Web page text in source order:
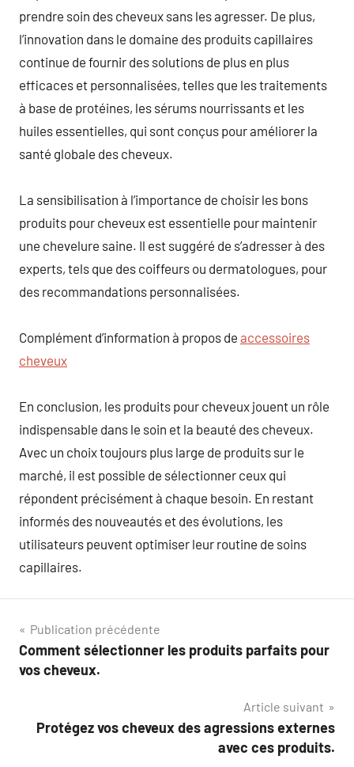
prendre soin des cheveux sans les agresser. De plus,
l’innovation dans le domaine des produits capillaires
continue de fournir des solutions de plus en plus
efficaces et personnalisées, telles que les traitements
à base de protéines, les sérums nourrissants et les
huiles essentielles, qui sont conçus pour améliorer la
santé globale des cheveux.
La sensibilisation à l’importance de choisir les bons
produits pour cheveux est essentielle pour maintenir
une chevelure saine. Il est suggéré de s’adresser à des
experts, tels que des coiffeurs ou dermatologues, pour
des recommandations personnalisées.
Complément d’information à propos de accessoires
cheveux
En conclusion, les produits pour cheveux jouent un rôle
indispensable dans le soin et la beauté des cheveux.
Avec un choix toujours plus large de produits sur le
marché, il est possible de sélectionner ceux qui
répondent précisément à chaque besoin. En restant
informés des nouveautés et des évolutions, les
utilisateurs peuvent optimiser leur routine de soins
capillaires.
Navigation
de
Publication précédente
Comment sélectionner les produits parfaits pour
vos cheveux.
Article suivant
Protégez vos cheveux des agressions externes
avec ces produits.